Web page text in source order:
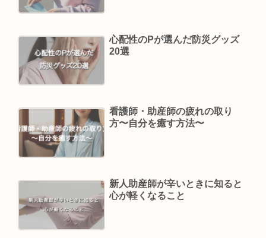
心配性のPが選んだ防災グッズ
20選
看護師・助産師の疲れの取り
方〜自分を癒す方法〜
新人助産師が辛いときに知ると
心が軽くなること